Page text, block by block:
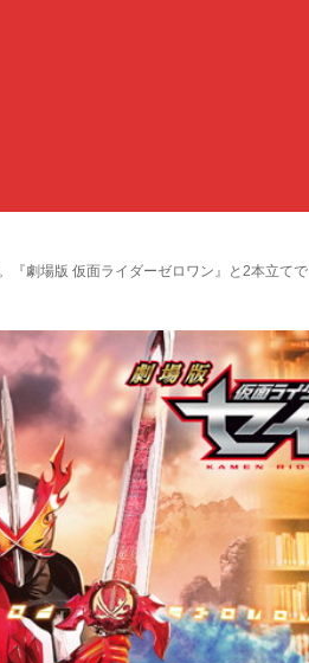
『劇場版 仮面ライダーゼロワン』と2本立てで